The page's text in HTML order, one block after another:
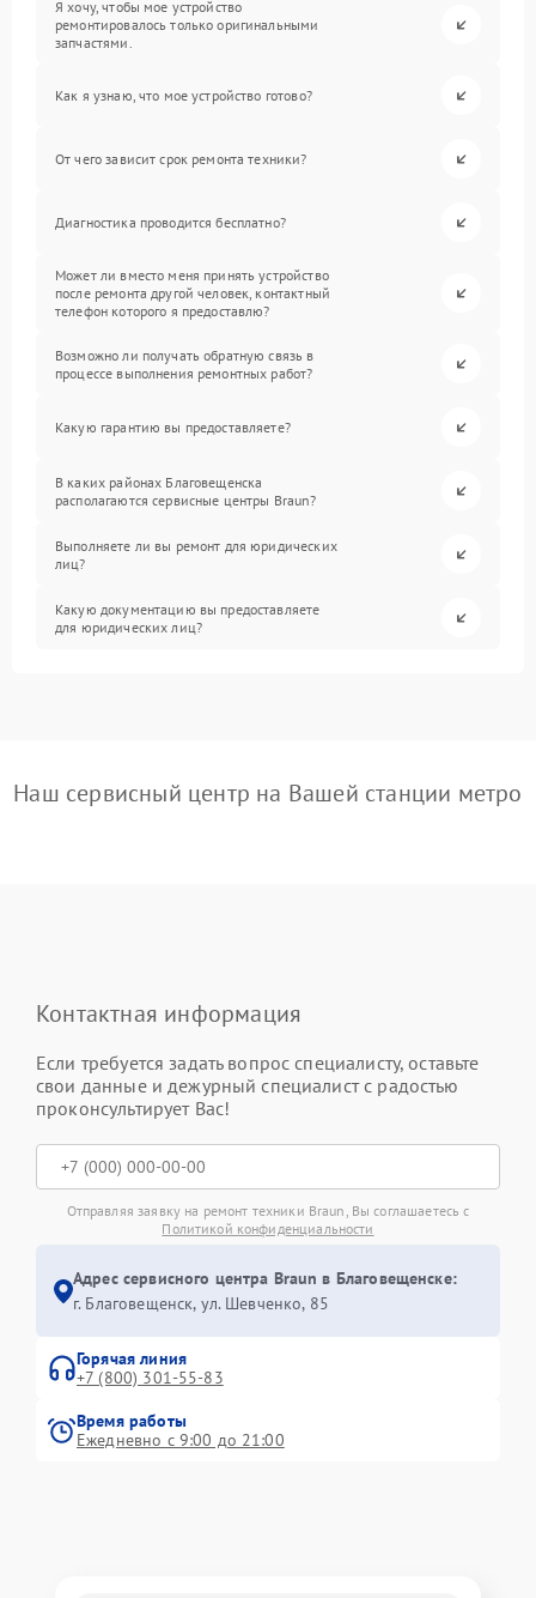
Я хочу, чтобы мое устройство
ремонтировалось только оригинальными
запчастями.
Как я узнаю, что мое устройство готово?
От чего зависит срок ремонта техники?
Диагностика проводится бесплатно?
Может ли вместо меня принять устройство
после ремонта другой человек, контактный
телефон которого я предоставлю?
Возможно ли получать обратную связь в
процессе выполнения ремонтных работ?
Какую гарантию вы предоставляете?
В каких районах Благовещенска
располагаются сервисные центры Braun?
Выполняете ли вы ремонт для юридических
лиц?
Какую документацию вы предоставляете
для юридических лиц?
Наш сервисный центр на Вашей станции метро
Контактная информация
Если требуется задать вопрос специалисту, оставьте
свои данные и дежурный специалист с радостью
проконсультирует Вас!
Отправляя заявку на ремонт техники Braun, Вы соглашаетесь с
Политикой конфиденциальности
Адрес сервисного центра Braun в Благовещенске:
г. Благовещенск, ул. Шевченко, 85
Горячая линия
+7 (800) 301-55-83
Время работы
Ежедневно с 9:00 до 21:00